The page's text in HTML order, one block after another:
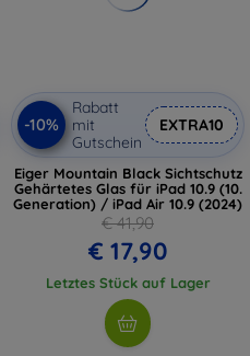
-10%
Rabatt
mit
Gutschein
EXTRA10
Eiger Mountain Black Sichtschutz
Gehärtetes Glas für iPad 10.9 (10.
Generation) / iPad Air 10.9 (2024)
€ 41,90
€ 17,90
Letztes Stück auf Lager